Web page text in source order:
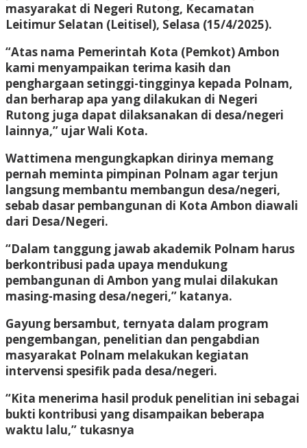
masyarakat di Negeri Rutong, Kecamatan
Leitimur Selatan (Leitisel), Selasa (15/4/2025).
“Atas nama Pemerintah Kota (Pemkot) Ambon
kami menyampaikan terima kasih dan
penghargaan setinggi-tingginya kepada Polnam,
dan berharap apa yang dilakukan di Negeri
Rutong juga dapat dilaksanakan di desa/negeri
lainnya,” ujar Wali Kota.
Wattimena mengungkapkan dirinya memang
pernah meminta pimpinan Polnam agar terjun
langsung membantu membangun desa/negeri,
sebab dasar pembangunan di Kota Ambon diawali
dari Desa/Negeri.
“Dalam tanggung jawab akademik Polnam harus
berkontribusi pada upaya mendukung
pembangunan di Ambon yang mulai dilakukan
masing-masing desa/negeri,” katanya.
Gayung bersambut, ternyata dalam program
pengembangan, penelitian dan pengabdian
masyarakat Polnam melakukan kegiatan
intervensi spesifik pada desa/negeri.
“Kita menerima hasil produk penelitian ini sebagai
bukti kontribusi yang disampaikan beberapa
waktu lalu,” tukasnya